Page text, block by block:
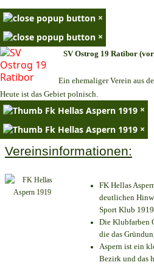
×
×
SV Ostrog 19 Ratibor
Ein ehemaliger Verein aus
Heute ist das Gebiet polnisch.
×
×
Vereinsinformationen:
FK Hellas
deutlichen
Sport Klub 1919
Die Klubfarben
die das
Aspern ist ein
Bezirk und das